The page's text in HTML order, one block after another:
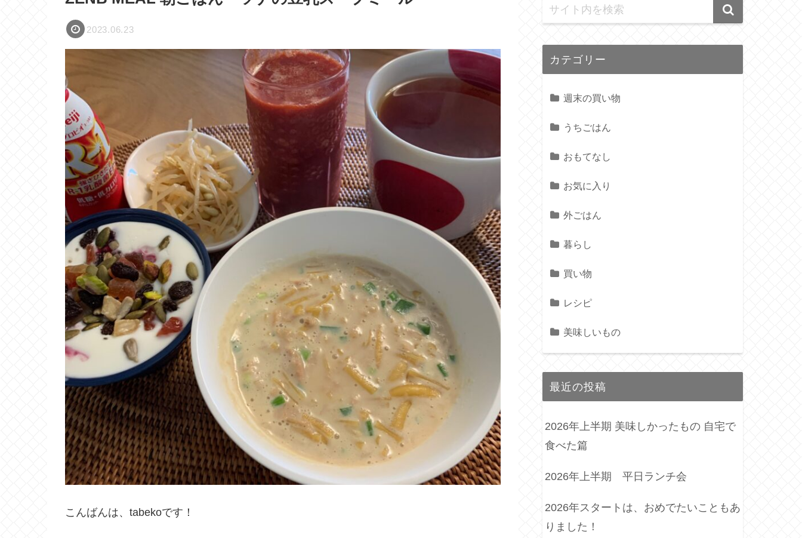
2023.06.23
こんばんは、tabekoです！
カテゴリー
週末の買い物
うちごはん
おもてなし
お気に入り
外ごはん
暮らし
買い物
レシピ
美味しいもの
最近の投稿
2026年上半期 美味しかったもの 自宅で
食べた篇
2026年上半期 平日ランチ会
2026年スタートは、おめでたいこともあ
りました！